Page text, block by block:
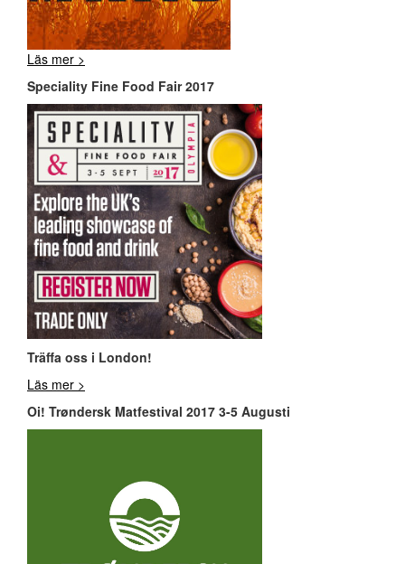
Läs mer >
Speciality Fine Food Fair 2017
Träffa oss i London!
Läs mer >
Oi! Trøndersk Matfestival 2017 3-5 Augusti